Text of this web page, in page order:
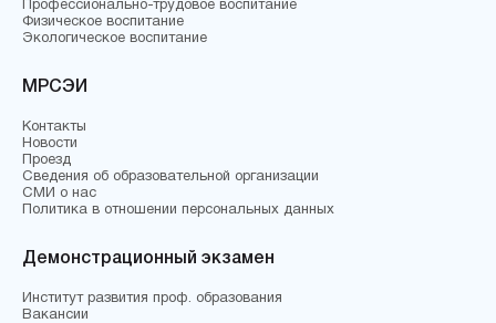
Профессионально-трудовое воспитание
Физическое воспитание
Экологическое воспитание
МРСЭИ
Контакты
Новости
Проезд
Сведения об образовательной организации
СМИ о нас
Политика в отношении персональных данных
Демонстрационный экзамен
Институт развития проф. образования
Вакансии